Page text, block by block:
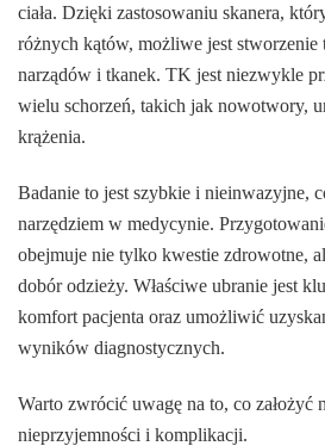
ciała. Dzięki zastosowaniu skanera,
różnych kątów, możliwe jest
narządów i tkanek. TK jest niezwykle
wielu schorzeń, takich jak nowotwory,
krążenia.
Badanie to jest szybkie i nieinwazyjne,
narzędziem w medycynie.
obejmuje nie tylko kwestie zdrowotne,
dobór odzieży. Właściwe ubranie jest
komfort pacjenta oraz umożliwić
wyników diagnostycznych.
Warto zwrócić uwagę na to, co założyć
nieprzyjemności i komplikacji.